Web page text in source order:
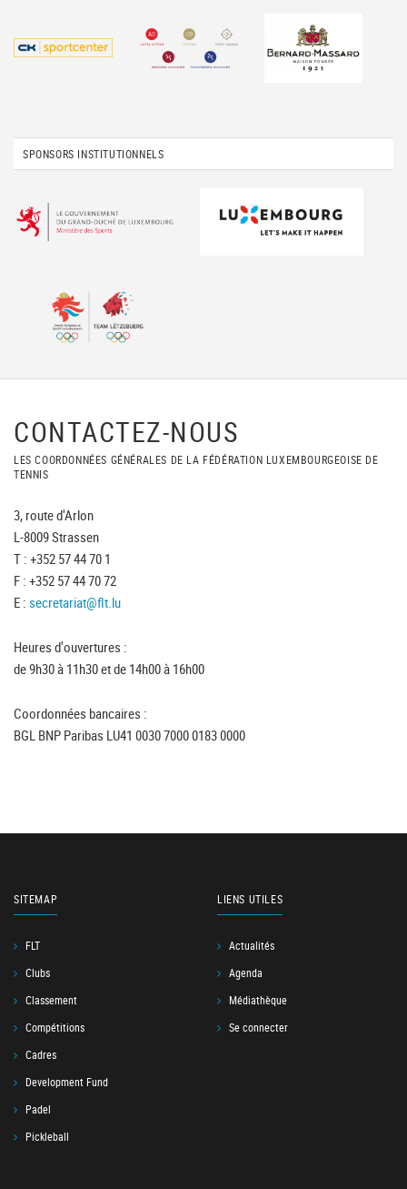
SPONSORS INSTITUTIONNELS
CONTACTEZ-NOUS
LES COORDONNÉES GÉNÉRALES DE LA FÉDÉRATION LUXEMBOURGEOISE DE
TENNIS
3, route d'Arlon
L-8009 Strassen
T : +352 57 44 70 1
F : +352 57 44 70 72
E : secretariat@flt.lu
Heures d'ouvertures :
de 9h30 à 11h30 et de 14h00 à 16h00
Coordonnées bancaires :
BGL BNP Paribas LU41 0030 7000 0183 0000
SITEMAP
FLT
Clubs
Classement
Compétitions
Cadres
Development Fund
Padel
Pickleball
LIENS UTILES
Actualités
Agenda
Médiathèque
Se connecter